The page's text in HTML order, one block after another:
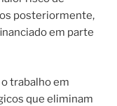
posteriormente,
em parte
trabalho em
que eliminam